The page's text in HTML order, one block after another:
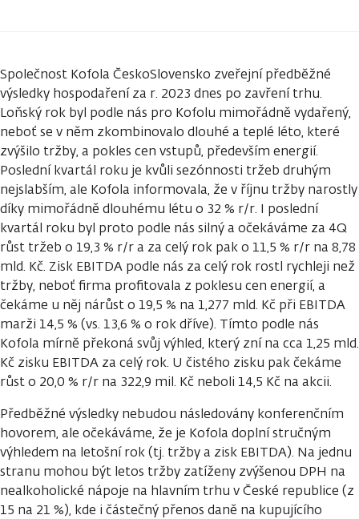
Společnost Kofola ČeskoSlovensko zveřejní předběžné
výsledky hospodaření za r. 2023 dnes po zavření trhu.
Loňský rok byl podle nás pro Kofolu mimořádně vydařený,
neboť se v něm zkombinovalo dlouhé a teplé léto, které
zvýšilo tržby, a pokles cen vstupů, především energií.
Poslední kvartál roku je kvůli sezónnosti tržeb druhým
nejslabším, ale Kofola informovala, že v říjnu tržby narostly
díky mimořádně dlouhému létu o 32 % r/r. I poslední
kvartál roku byl proto podle nás silný a očekáváme za 4Q
růst tržeb o 19,3 % r/r a za celý rok pak o 11,5 % r/r na 8,78
mld. Kč. Zisk EBITDA podle nás za celý rok rostl rychleji než
tržby, neboť firma profitovala z poklesu cen energií, a
čekáme u něj nárůst o 19,5 % na 1,277 mld. Kč při EBITDA
marži 14,5 % (vs. 13,6 % o rok dříve). Tímto podle nás
Kofola mírně překoná svůj výhled, který zní na cca 1,25 mld.
Kč zisku EBITDA za celý rok. U čistého zisku pak čekáme
růst o 20,0 % r/r na 322,9 mil. Kč neboli 14,5 Kč na akcii.
Předběžné výsledky nebudou následovány konferenčním
hovorem, ale očekáváme, že je Kofola doplní stručným
výhledem na letošní rok (tj. tržby a zisk EBITDA). Na jednu
stranu mohou být letos tržby zatíženy zvýšenou DPH na
nealkoholické nápoje na hlavním trhu v České republice (z
15 na 21 %), kde i částečný přenos daně na kupujícího